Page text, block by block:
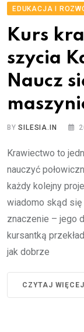
EDUKACJA I
Kurs
szycia
Naucz
BYSILESIA.IN
Krawiectwo to
nauczyć
każdy kolejny
wiadomo skąd się
znaczenie – jego
kursantką
jak dobrze
CZYTAJ WIĘCEJ